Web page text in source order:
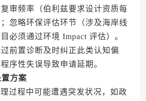
审频率（伯利兹要求设计资质每
忽略环保评估环节（涉及海岸线
必须通过环境 Impact 评估）。
前置诊断及时纠正此类认知偏
序性失误导致申请延期。
方案
程中可能遭遇突发状况，如政